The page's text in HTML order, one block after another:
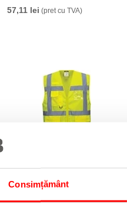
Consimțământ
57,11 lei (pret cu TVA)
Vesta reflectorizanta Athens Hi-
galben
58,08 lei(pret cu TVA)